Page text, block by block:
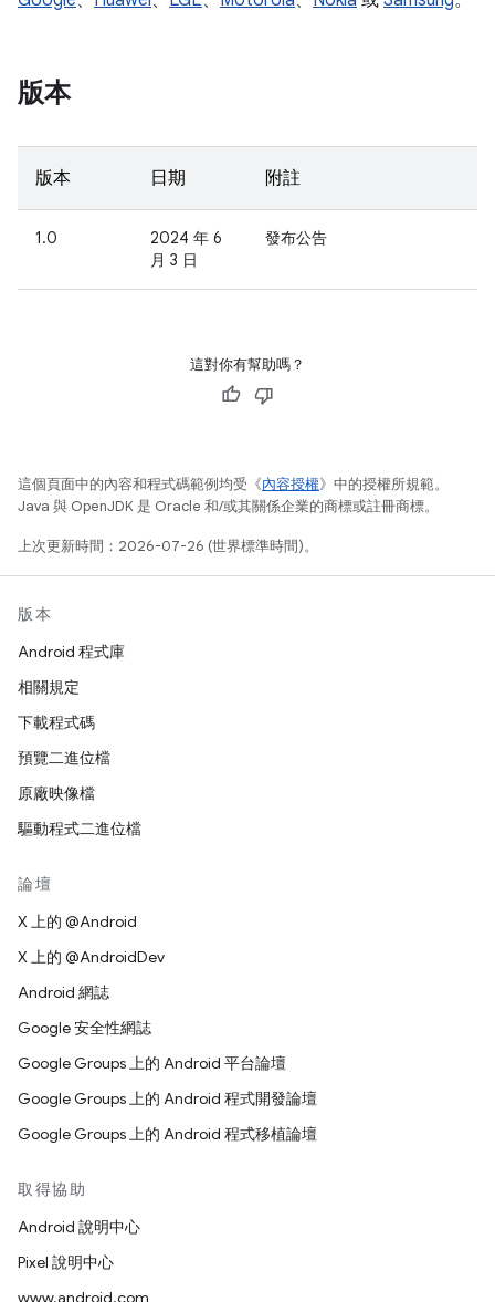
版本
版本 日期 附註
1.0
2024 年 6
月 3 日
發布公告
這對你有幫助嗎？
這個頁面中的內容和程式碼範例均受《內容授權》中的授權所規範。
Java 與 OpenJDK 是 Oracle 和/或其關係企業的商標或註冊商標。
上次更新時間：2026-07-26 (世界標準時間)。
版本
Android 程式庫
相關規定
下載程式碼
預覽二進位檔
原廠映像檔
驅動程式二進位檔
論壇
X 上的 @Android
X 上的 @AndroidDev
Android 網誌
Google 安全性網誌
Google Groups 上的 Android 平台論壇
Google Groups 上的 Android 程式開發論壇
Google Groups 上的 Android 程式移植論壇
取得協助
Android 說明中心
Pixel 說明中心
www.android.com